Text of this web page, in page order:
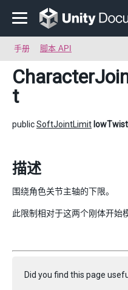
手册 脚本 API
t
publicSoftJointLimit
描述
围绕角色关节主轴的下限。
此限制相对于这两个刚体开始
Did you find this page